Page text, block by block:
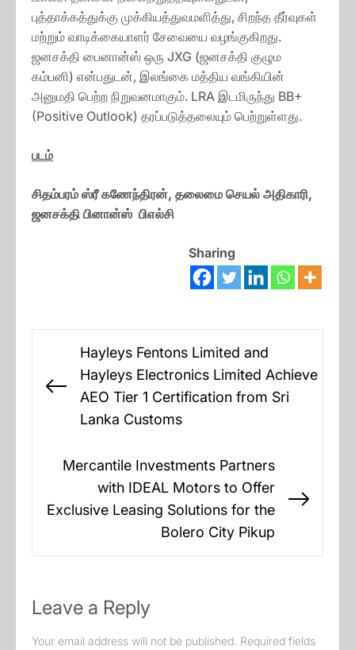
புத்தாக்கத்துக்கு முக்கியத்துவமளித்து, சிறந்த தீர்வுகள்
மற்றும் வாடிக்கையாளர் சேவையை வழங்குகிறது.
ஜனசக்தி பைனான்ஸ் ஒரு JXG (ஜனசக்தி குழும
கம்பனி) என்பதுடன், இலங்கை மத்திய வங்கியின்
அனுமதி பெற்ற நிறுவனமாகும். LRA இடமிருந்து BB+
(Positive Outlook) தரப்படுத்தலையும் பெற்றுள்ளது.
படம்
சிதம்பரம் ஸ்ரீ கணேந்திரன், தலைமை செயல் அதிகாரி,
ஜனசக்தி பினான்ஸ் பிஎல்சி
Sharing
navigation
Previous
Hayleys Fentons Limited and
Hayleys Electronics Limited Achieve
AEO Tier 1 Certification from Sri
Lanka Customs
Mercantile Investments Partners
with IDEAL Motors to Offer
Exclusive Leasing Solutions for the
Bolero City Pikup
Leave a Reply
Your email address will not be published. Required fields